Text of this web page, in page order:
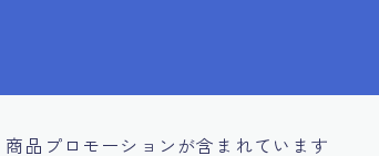
品プロモーションが含まれています